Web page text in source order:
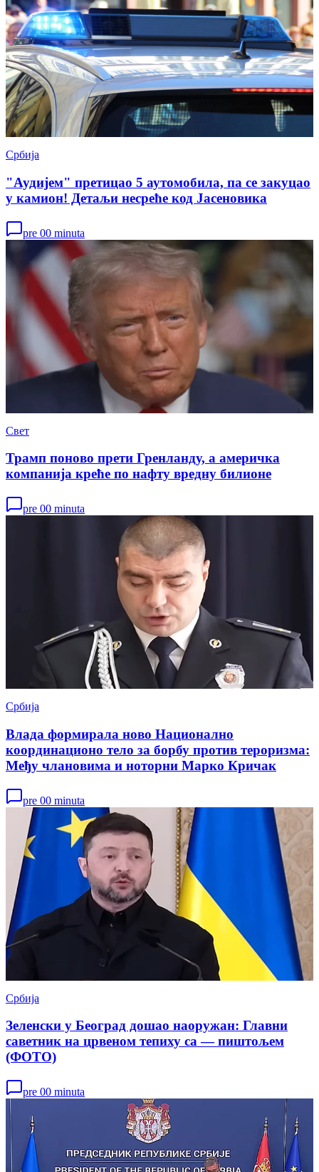
Србија
"Аудијем" претицао 5 аутомобила, па се закуцао
у камион! Детаљи несреће код Јасеновика
pre 00 minuta
Свет
Трамп поново прети Гренланду, а америчка
компанија креће по нафту вредну билионе
pre 00 minuta
Србија
Влада формирала ново Национално
координационо тело за борбу против тероризма:
Међу члановима и ноторни Марко Кричак
pre 00 minuta
Србија
Зеленски у Београд дошао наоружан: Главни
саветник на црвеном тепиху са — пиштољем
(ФОТО)
pre 00 minuta